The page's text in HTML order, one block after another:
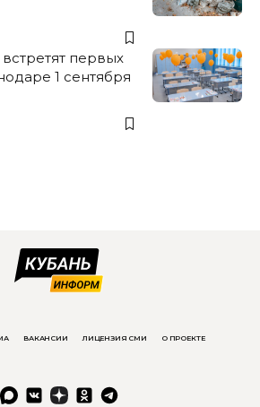
первых
1 сентября
ВАКАНСИИ ЛИЦЕНЗИЯ СМИ О ПРОЕКТЕ